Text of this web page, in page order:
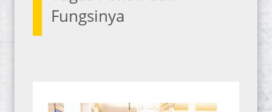
Fungsinya